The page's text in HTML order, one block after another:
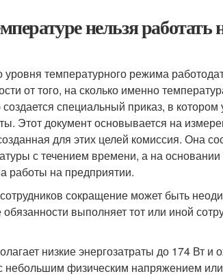
нельзя работать
температурного режима
от того, на сколько именно
специальный приказ, в котором
Этот документ основывается на
для этих целей комиссия. Она
с течением времени, а на основании
работы на предприятии.
сокращение может быть
выполняет тот или иной
низкие энергозатраты до 174 Вт и
небольшим физическим напряжением